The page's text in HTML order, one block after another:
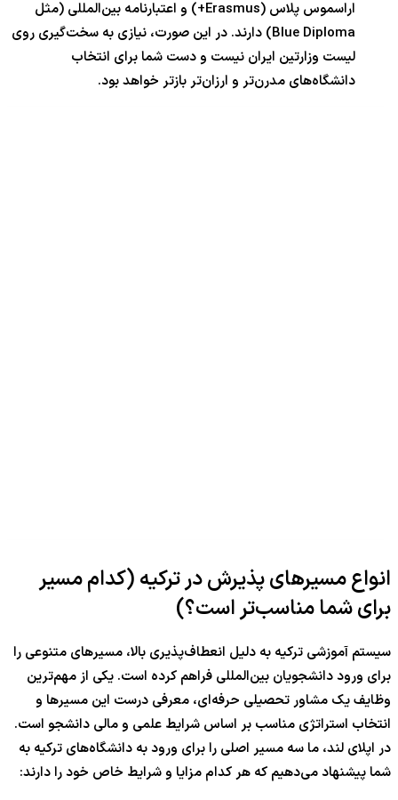
اراسموس پلاس (Erasmus+) و اعتبارنامه بین‌المللی (مثل
Blue Diploma) دارند. در این صورت، نیازی به سخت‌گیری روی
لیست وزارتین ایران نیست و دست شما برای انتخاب
دانشگاه‌های مدرن‌تر و ارزان‌تر بازتر خواهد بود.
انواع مسیرهای پذیرش در ترکیه (کدام مسیر
برای شما مناسب‌تر است؟)
سیستم آموزشی ترکیه به دلیل انعطاف‌پذیری بالا، مسیرهای متنوعی را
برای ورود دانشجویان بین‌المللی فراهم کرده است. یکی از مهم‌ترین
وظایف یک مشاور تحصیلی حرفه‌ای، معرفی درست این مسیرها و
انتخاب استراتژی مناسب بر اساس شرایط علمی و مالی دانشجو است.
در اپلای لند، ما سه مسیر اصلی را برای ورود به دانشگاه‌های ترکیه به
شما پیشنهاد می‌دهیم که هر کدام مزایا و شرایط خاص خود را دارند: